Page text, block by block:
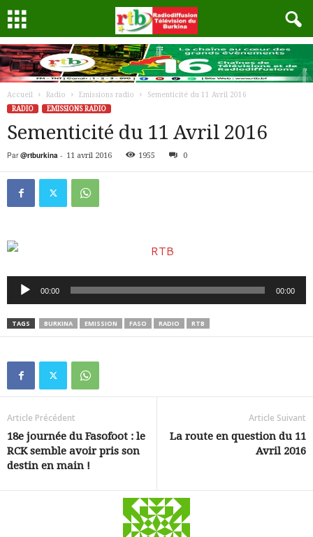
Accueil Radio Emissions radio
Sementicité du 11 Avril 2016
RADIO
EMISSIONS RADIO
Sementicité du 11 Avril 2016
Par @rtburkina - 11 avril 2016 1955 0
Lecteur
audio
00:00 00:00
TAGS BURKINA EMISSION FASO RADIO RTB
Article Précédent
18e journée du Fasofoot : le
RCK semble avoir pris son
destin en main !
Article Suivant
La route en question du 11
Avril 2016